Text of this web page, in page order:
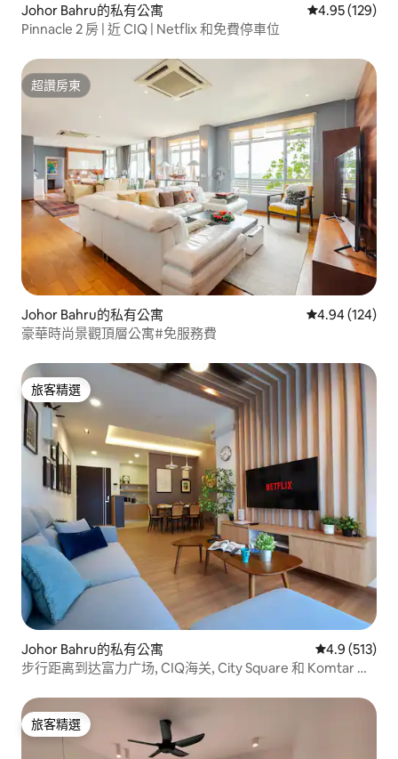
Johor Bahru的私有公寓 從 129 則評價
4.95 (129)
Pinnacle 2 房 | 近 CIQ | Netflix 和免費停車位
超讚房東
超讚房東
Johor Bahru的私有公寓 從 124 則評價
4.94 (124)
豪華時尚景觀頂層公寓#免服務費
旅客精選
旅客精選
Johor Bahru的私有公寓 從 513 則評
4.9 (513)
步行距离到达富力广场, CIQ海关, City Square 和 Komtar 购
旅客精選
旅客精選